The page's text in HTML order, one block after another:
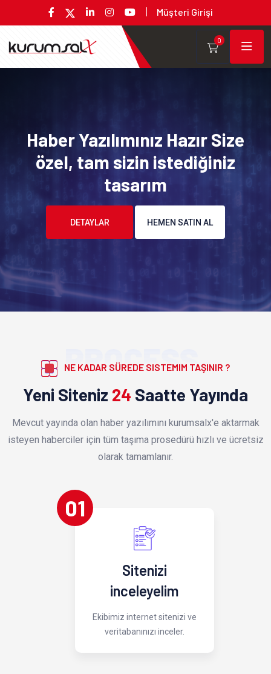
Müşteri Girişi
0
Haber Yazılımınız Hazır Size
özel, tam sizin istediğiniz
tasarım
DETAYLAR HEMEN SATIN AL
PROCESS
NE KADAR SÜREDE SISTEMIM TAŞINIR ?
Yeni Siteniz 24 Saatte Yayında
Mevcut yayında olan haber yazılımını kurumsalx'e aktarmak
isteyen haberciler için tüm taşıma prosedürü hızlı ve ücretsiz
olarak tamamlanır.
01
Sitenizi
inceleyelim
Ekibimiz internet sitenizi ve
veritabanınızı inceler.